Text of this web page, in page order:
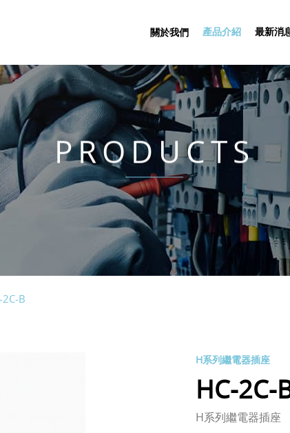
關於我們 產品介紹 最新消
PRODUCTS
2C-B
H系列繼電器插座
HC-2C-
H系列繼電器插座